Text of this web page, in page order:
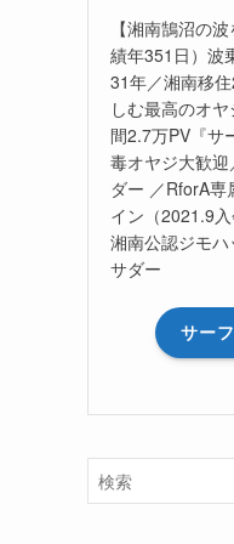
【湘南鵠沼の
績年351日）波
31年／湘南移
しむ最高のオ
間2.7万PV『サ
毒オヤジ大歓
ダー ／RforA専
イン（2021.9
湘南公認ジモ
サダー
サー